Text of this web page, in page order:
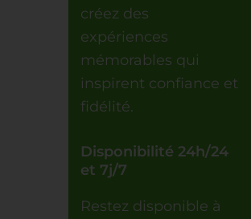
créez des
expériences
mémorables qui
inspirent confiance et
fidélité.
Disponibilité 24h/24
et 7j/7
Restez disponible à